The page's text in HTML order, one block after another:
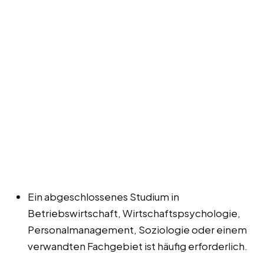
Ein abgeschlossenes Studium in
Betriebswirtschaft, Wirtschaftspsychologie,
Personalmanagement, Soziologie oder einem
verwandten Fachgebiet ist häufig erforderlich.